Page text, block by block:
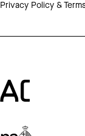
Privacy Policy &